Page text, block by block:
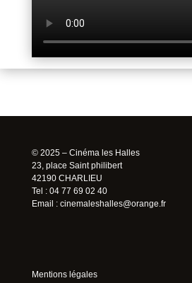
© 2025 – Cinéma les Halles
23, place Saint philibert
42190 CHARLIEU
Tel : 04 77 69 02 40
Email : cinemaleshalles@orange.fr
Mentions légales